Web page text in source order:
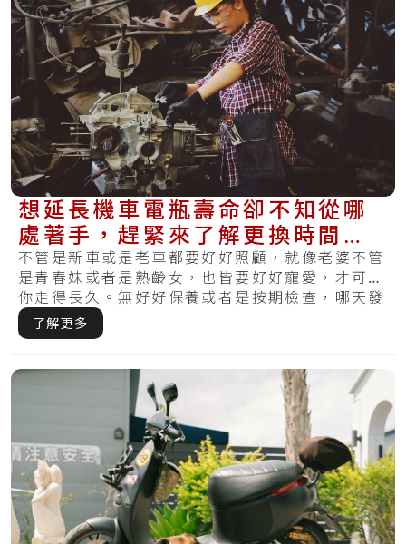
想延長機車電瓶壽命卻不知從哪
處著手，趕緊來了解更換時間與
基本的保養方式
不管是新車或是老車都要好好照顧，就像老婆不管
是青春妹或者是熟齡女，也皆要好好寵愛，才可陪
你走得長久。無好好保養或者是按期檢查，哪天發
覺損.....
了解更多